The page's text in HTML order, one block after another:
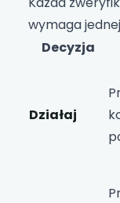
wymaga
Decyzja
Działaj